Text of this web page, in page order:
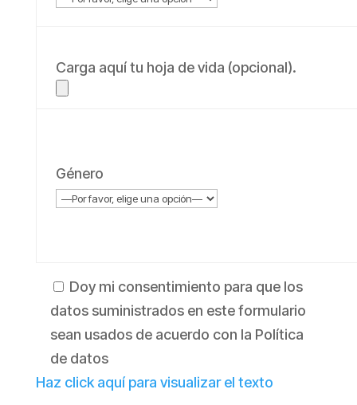
Carga aquí tu hoja de vida (opcional).
Género
Doy mi consentimiento para que los
datos suministrados en este formulario
sean usados de acuerdo con la Política
de datos
Haz click aquí para visualizar el texto